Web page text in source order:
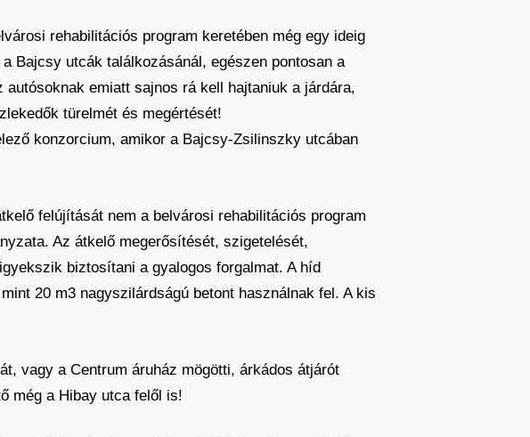
rehabilitációs program keretében még egy ideig
Bajcsy utcák találkozásánál, egészen pontosan a
emiatt sajnos rá kell hajtaniuk a járdára,
türelmét és megértését!
konzorcium, amikor a Bajcsy-Zsilinszky utcában
felújítását nem a belvárosi rehabilitációs program
Az átkelő megerősítését, szigetelését,
biztosítani a gyalogos forgalmat. A híd
20 m3 nagyszilárdságú betont használnak fel. A kis
vagy a Centrum áruház mögötti, árkádos átjárót
még a Hibay utca felől is!